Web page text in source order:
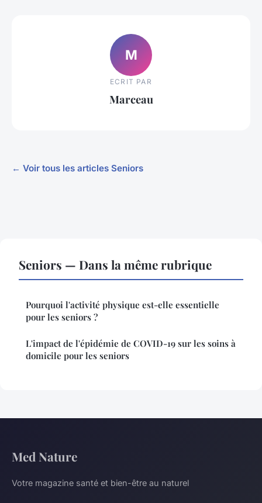
M
ECRIT PAR
Marceau
← Voir tous les articles Seniors
Seniors — Dans la même rubrique
Pourquoi l'activité physique est-elle essentielle
pour les seniors ?
L'impact de l'épidémie de COVID-19 sur les soins à
domicile pour les seniors
Med Nature
Votre magazine santé et bien-être au naturel